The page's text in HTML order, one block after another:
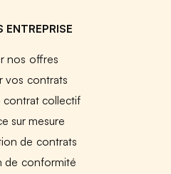
ENTREPRISE
nos offres
vos contrats
contrat collectif
sur mesure
de contrats
de conformité